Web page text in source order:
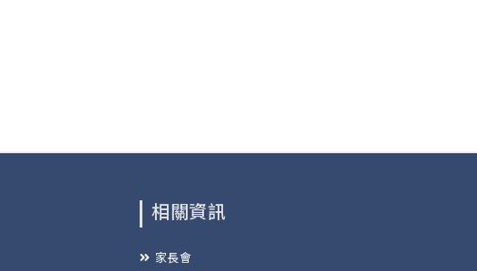
相關資訊
家長會